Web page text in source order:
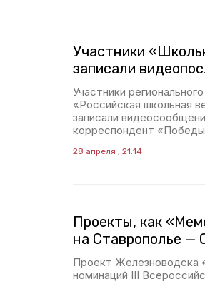
Участники
записали
Участники
«Российская школьная
записали
корреспондент
28 апреля , 21:14
Проекты, как
на Ставрополье —
Проект Железноводска
номинаций III